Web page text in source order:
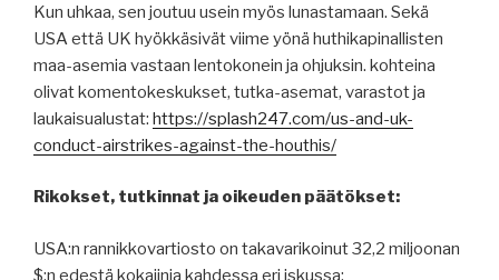
Kun uhkaa, sen joutuu usein myös lunastamaan. Sekä
USA että UK hyökkäsivät viime yönä huthikapinallisten
maa-asemia vastaan lentokonein ja ohjuksin. kohteina
olivat komentokeskukset, tutka-asemat, varastot ja
laukaisualustat: https://splash247.com/us-and-uk-
conduct-airstrikes-against-the-houthis/
Rikokset, tutkinnat ja oikeuden päätökset:
USA:n rannikkovartiosto on takavarikoinut 32,2 miljoonan
$:n edestä kokaiinia kahdessa eri iskussa: